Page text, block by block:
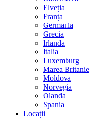
Elveția
Franța
Germania
Grecia
Irlanda
Italia
Luxemburg
Marea Britanie
Moldova
Norvegia
Olanda
Spania
Locații